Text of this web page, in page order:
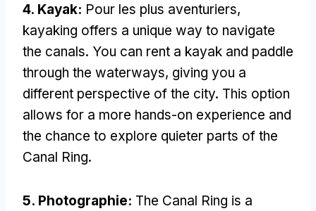
4. Kayak: Pour les plus aventuriers,
kayaking offers a unique way to navigate
the canals. You can rent a kayak and paddle
through the waterways, giving you a
different perspective of the city. This option
allows for a more hands-on experience and
the chance to explore quieter parts of the
Canal Ring.
5. Photographie: The Canal Ring is a